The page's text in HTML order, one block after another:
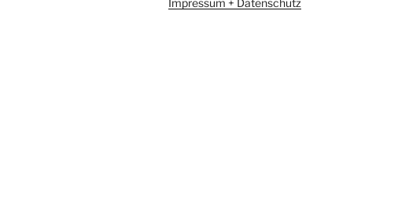
Impressum + Datenschutz